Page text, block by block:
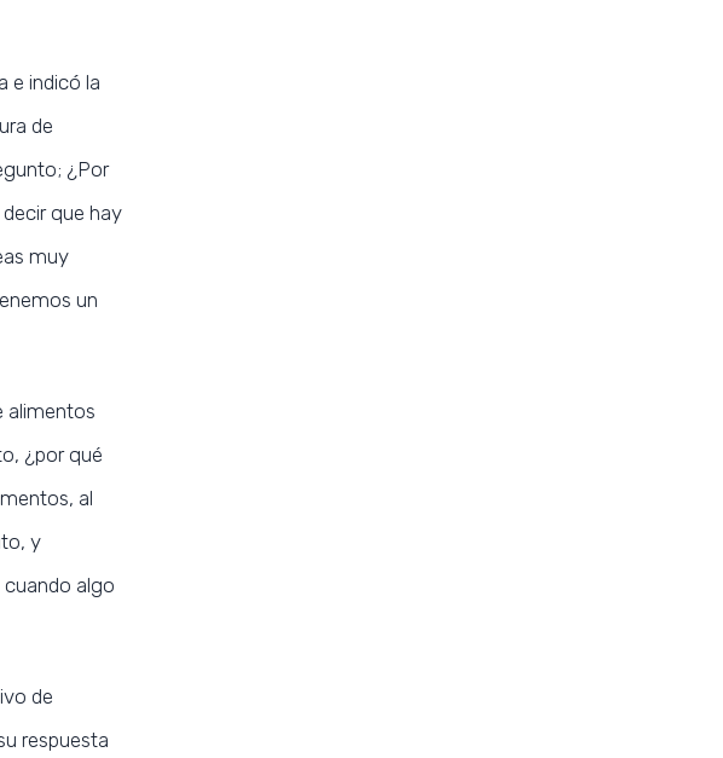
e indicó la
de
¿Por
que hay
muy
un
alimentos
¿por qué
al
y
algo
de
respuesta